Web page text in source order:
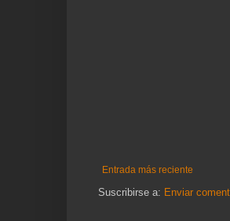
Entrada más reciente
Suscribirse a: Enviar